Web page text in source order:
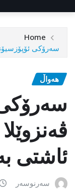
Home
سەرۆکی
هەواڵ
ئاشتی
سەرنوسەر